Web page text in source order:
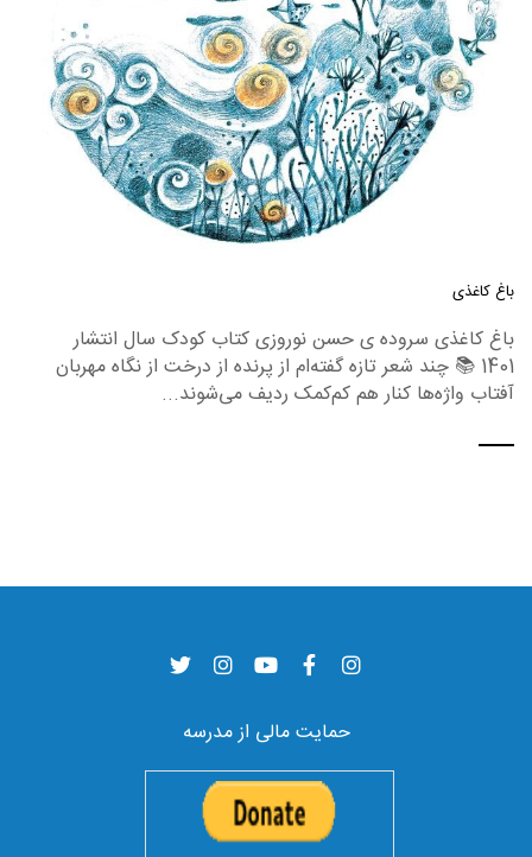
باغ کاغذی
باغ کاغذی سروده ی حسن نوروزی کتاب کودک سال انتشار
1401 📚 چند شعر تازه گفته‌ام از پرنده از درخت از نگاه مهربان
آفتاب واژه‌ها کنار هم کم‌کمک ردیف می‌شوند...
حمایت مالی از مدرسه